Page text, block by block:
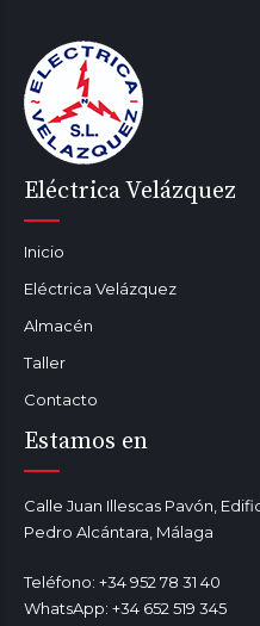
Eléctrica Velázquez
Inicio
Eléctrica Velázquez
Almacén
Taller
Contacto
Estamos en
Calle Juan Illescas Pavón,
Pedro Alcántara, Málaga
Teléfono: +34 952 78 31 40
WhatsApp: +34 652 519 345